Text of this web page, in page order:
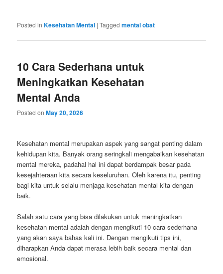
Posted in Kesehatan Mental |Tagged mental obat
10 Cara Sederhana untuk
Meningkatkan Kesehatan
Mental Anda
Posted onMay 20, 2026
Kesehatan mental merupakan aspek yang sangat penting dalam
kehidupan kita. Banyak orang seringkali mengabaikan kesehatan
mental mereka, padahal hal ini dapat berdampak besar pada
kesejahteraan kita secara keseluruhan. Oleh karena itu, penting
bagi kita untuk selalu menjaga kesehatan mental kita dengan
baik.
Salah satu cara yang bisa dilakukan untuk meningkatkan
kesehatan mental adalah dengan mengikuti 10 cara sederhana
yang akan saya bahas kali ini. Dengan mengikuti tips ini,
diharapkan Anda dapat merasa lebih baik secara mental dan
emosional.